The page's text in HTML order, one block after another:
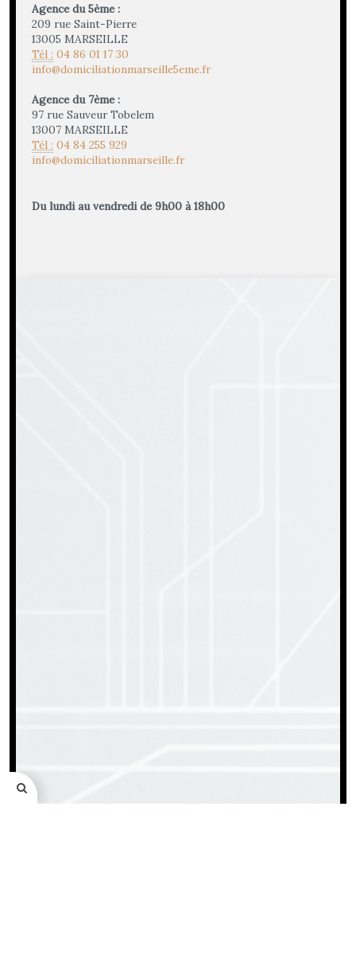
Agence du 5ème :
209 rue Saint-Pierre
13005 MARSEILLE
Tél : 04 86 01 17 30
info@domiciliationmarseille5eme.fr
Agence du 7ème :
97 rue Sauveur Tobelem
13007 MARSEILLE
Tél : 04 84 255 929
info@domiciliationmarseille.fr
Du lundi au vendredi de 9h00 à 18h00